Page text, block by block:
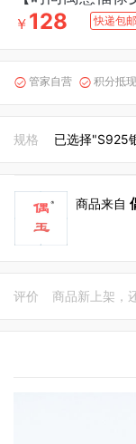
￥ 128 快递包邮
 管家自营  积分抵现
规格 已选择"S925
商品来自
评价 商品新上架，